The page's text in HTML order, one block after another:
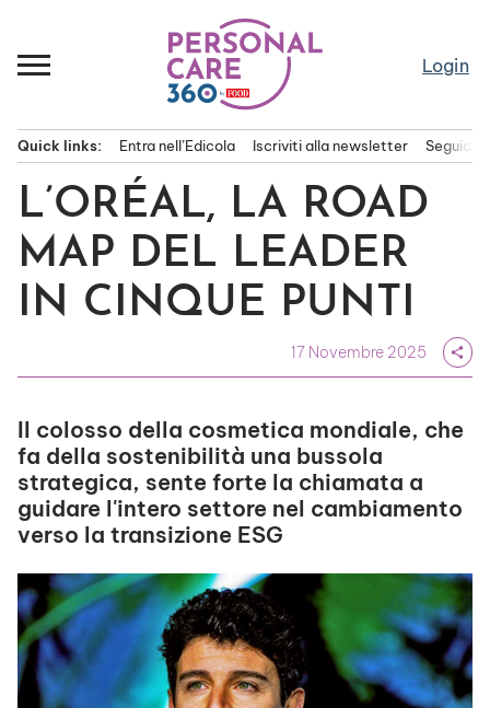
contenuto
Login
principale
Quick links: Entra nell’Edicola Iscriviti alla newsletter Seguici
L’ORÉAL, LA ROAD
MAP DEL LEADER
IN CINQUE PUNTI
17 Novembre 2025 share
Il colosso della cosmetica mondiale, che
fa della sostenibilità una bussola
strategica, sente forte la chiamata a
guidare l'intero settore nel cambiamento
verso la transizione ESG